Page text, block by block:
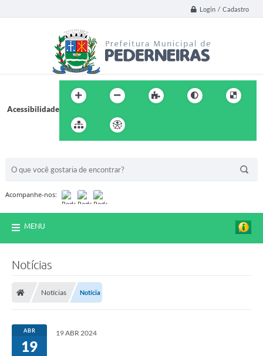
Login / Cadastro
Acessibilidade
Acompanhe-nos:
MENU
Notícias
Notícias Notícia
ABR
19
19 ABR 2024